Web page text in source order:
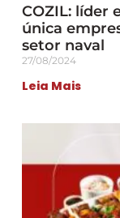
COZIL: líder
única
setor naval
27/08/2024
Leia Mais